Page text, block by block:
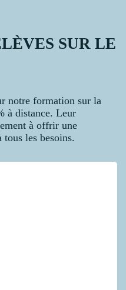
SUR LE
notre formation sur la
à distance. Leur
à offrir une
les besoins.